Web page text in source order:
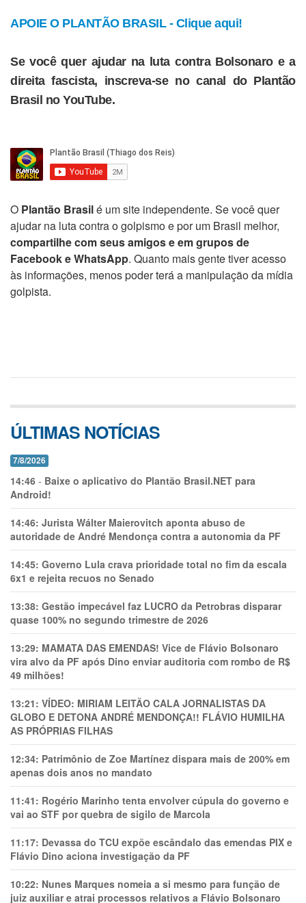
APOIE O PLANTÃO BRASIL - Clique aqui!
Se você quer ajudar na luta contra Bolsonaro e a
direita fascista, inscreva-se no canal do Plantão
Brasil no YouTube.
O Plantão Brasilé um site independente. Se você quer
ajudar na luta contra o golpismo e por um Brasil melhor,
compartilhe com seus amigos e em grupos de
Facebook e WhatsApp. Quanto mais gente tiver acesso
às informações, menos poder terá a manipulação da mídia
golpista.
ÚLTIMAS NOTÍCIAS
7/8/2026
14:46 - Baixe o aplicativo do Plantão Brasil.NET para
Android!
14:46: Jurista Wálter Maierovitch aponta abuso de
autoridade de André Mendonça contra a autonomia da PF
14:45: Governo Lula crava prioridade total no fim da escala
6x1 e rejeita recuos no Senado
13:38: Gestão impecável faz LUCRO da Petrobras disparar
quase 100% no segundo trimestre de 2026
13:29: MAMATA DAS EMENDAS! Vice de Flávio Bolsonaro
vira alvo da PF após Dino enviar auditoria com rombo de R$
49 milhões!
13:21: VÍDEO: MIRIAM LEITÃO CALA JORNALISTAS DA
GLOBO E DETONA ANDRÉ MENDONÇA!! FLÁVIO HUMILHA
AS PRÓPRIAS FILHAS
12:34: Patrimônio de Zoe Martínez dispara mais de 200% em
apenas dois anos no mandato
11:41: Rogério Marinho tenta envolver cúpula do governo e
vai ao STF por quebra de sigilo de Marcola
11:17: Devassa do TCU expõe escândalo das emendas PIX e
Flávio Dino aciona investigação da PF
10:22: Nunes Marques nomeia a si mesmo para função de
juiz auxiliar e atrai processos relativos a Flávio Bolsonaro